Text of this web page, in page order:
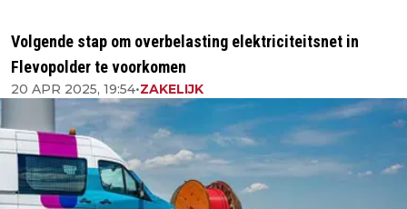
Volgende stap om overbelasting elektriciteitsnet in
Flevopolder te voorkomen
20 APR 2025, 19:54•ZAKELIJK